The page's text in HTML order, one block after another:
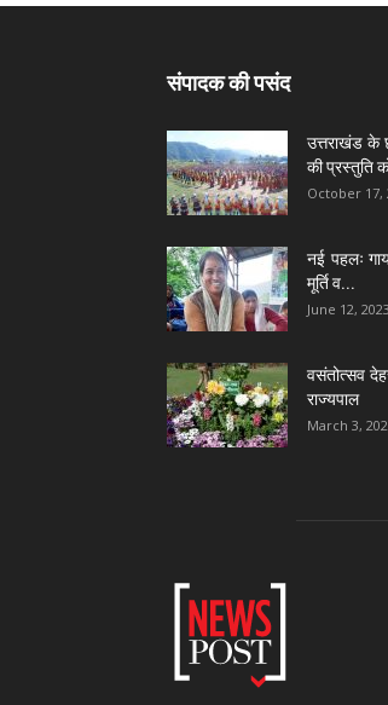
संपादक की पसंद
उत्तराखंड के
की प्रस्तुति
October 17,
नई पहलः
मूर्ति व...
June 12, 2023
वसंतोत्सव
राज्यपाल
March 3,